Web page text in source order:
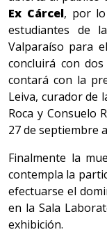
Ex Cárcel, por lo
estudiantes de
Valparaíso para
concluirá con dos
contará con la
Leiva, curador de
Roca y Consuelo
27 de septiembre
Finalmente la
contempla la
efectuarse el
en la Sala
exhibición.